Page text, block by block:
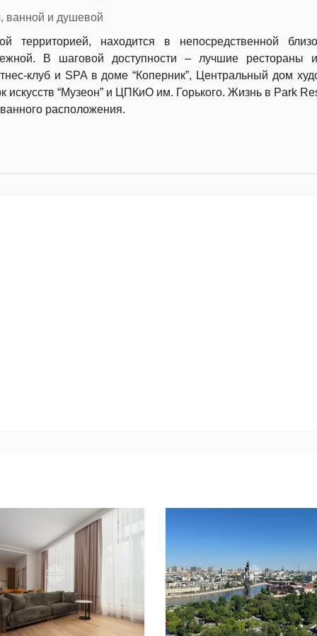
ванной и душевой
территорией, находится в непосредственной
В шаговой доступности – лучшие рестораны
клуб и SPA в доме “Коперник”, Центральный дом
искусств “Музеон” и ЦПКиО им. Горького. Жизнь в Park
расположения.